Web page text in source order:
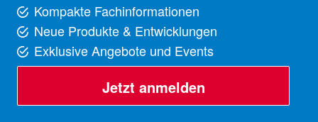
Kompakte Fachinformationen
Neue Produkte & Entwicklungen
Exklusive Angebote und Events
Jetzt anmelden